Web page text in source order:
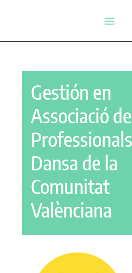
Gestión en
Associació de
Dansa de la
Comunitat
Valènciana